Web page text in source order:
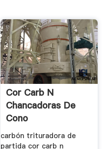
Cor Carb N
Chancadoras De
Cono
carbón trituradora de
partida cor carb n